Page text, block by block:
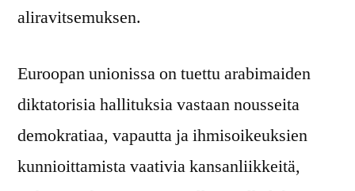
aliravitsemuksen.
Euroopan unionissa on tuettu arabimaiden
diktatorisia hallituksia vastaan nousseita
demokratiaa, vapautta ja ihmisoikeuksien
kunnioittamista vaativia kansanliikkeitä,